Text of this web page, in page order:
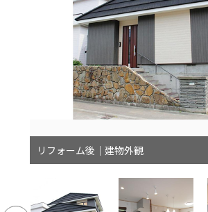
リフォーム後｜建物外観